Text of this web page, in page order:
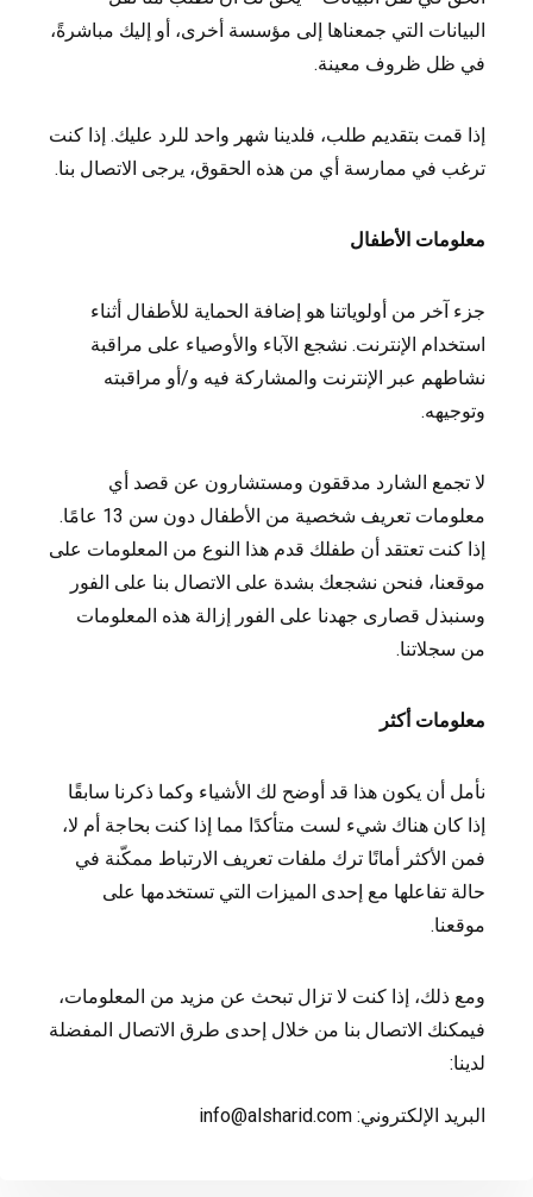
البيانات التي جمعناها إلى مؤسسة أخرى، أو إليك مباشرةً،
في ظل ظروف معينة.
إذا قمت بتقديم طلب، فلدينا شهر واحد للرد عليك. إذا كنت
ترغب في ممارسة أي من هذه الحقوق، يرجى الاتصال بنا.
معلومات الأطفال
جزء آخر من أولوياتنا هو إضافة الحماية للأطفال أثناء
استخدام الإنترنت. نشجع الآباء والأوصياء على مراقبة
نشاطهم عبر الإنترنت والمشاركة فيه و/أو مراقبته
وتوجيهه.
لا تجمع الشارد مدققون ومستشارون عن قصد أي
معلومات تعريف شخصية من الأطفال دون سن 13 عامًا.
إذا كنت تعتقد أن طفلك قدم هذا النوع من المعلومات على
موقعنا، فنحن نشجعك بشدة على الاتصال بنا على الفور
وسنبذل قصارى جهدنا على الفور إزالة هذه المعلومات
من سجلاتنا.
معلومات أكثر
نأمل أن يكون هذا قد أوضح لك الأشياء وكما ذكرنا سابقًا
إذا كان هناك شيء لست متأكدًا مما إذا كنت بحاجة أم لا،
فمن الأكثر أمانًا ترك ملفات تعريف الارتباط ممكّنة في
حالة تفاعلها مع إحدى الميزات التي تستخدمها على
موقعنا.
ومع ذلك، إذا كنت لا تزال تبحث عن مزيد من المعلومات،
فيمكنك الاتصال بنا من خلال إحدى طرق الاتصال المفضلة
لدينا:
البريد الإلكتروني: info@alsharid.com